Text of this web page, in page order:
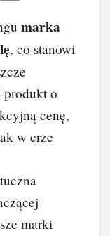
p
y
Li
n
k
marka
, co stanowi
produkt o
cenę,
w erze
marki